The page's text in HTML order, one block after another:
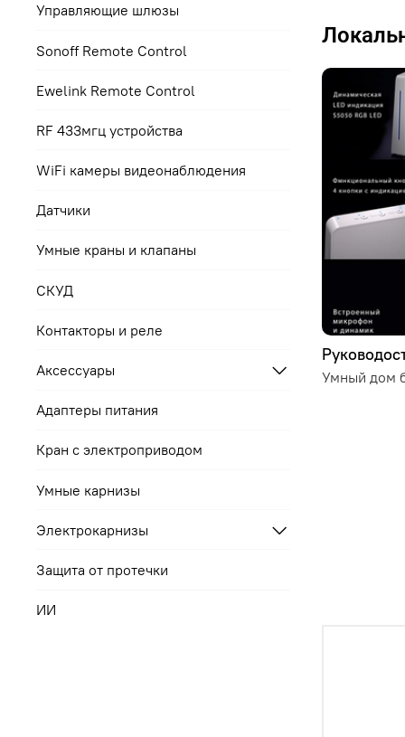
Умный дом
Управляющие шлюзы
Sonoff Remote Control
Ewelink Remote Control
RF 433мгц устройства
WiFi камеры видеонаблюдения
Датчики
Умные краны и клапаны
СКУД
Контакторы и реле
Аксессуары
Адаптеры питания
Кран с электроприводом
Умные карнизы
Электрокарнизы
Защита от протечки
ИИ